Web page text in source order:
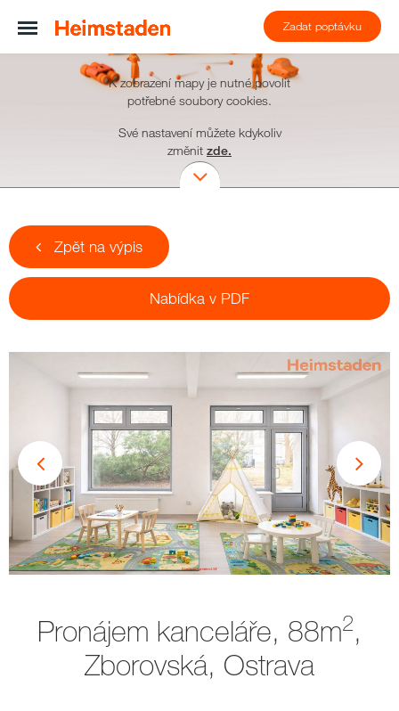
Zadat poptávku
K zobrazení mapy je nutné povolit
potřebné soubory cookies.
Své nastavení můžete kdykoliv
změnit zde.
Zpět na výpis
Nabídka v PDF
Pronájem kanceláře, 88m2,
Zborovská, Ostrava